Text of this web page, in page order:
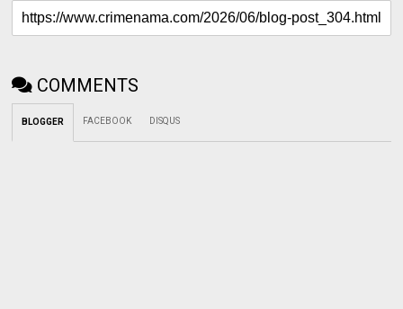
COMMENTS
BLOGGER FACEBOOK DISQUS